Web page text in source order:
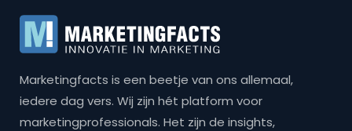
Marketingfacts is een beetje van ons allemaal,
iedere dag vers. Wij zijn hét platform voor
marketingprofessionals. Het zijn de insights,